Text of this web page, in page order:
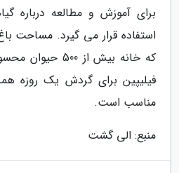
برای آموزش و مطالعه درباره
که خانه بیش از
فیلیپین برای گردش یک روزه
مناسب است.
منبع: الی گشت